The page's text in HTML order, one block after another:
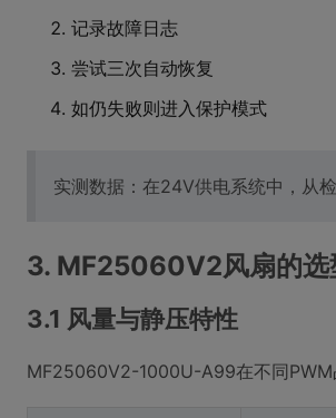
记录故障日志
尝试三次自动恢复
如仍失败则进入保护模式
实测数据：在24V供电系统中，从
3. MF25060V2风扇的选
3.1 风量与静压特性
MF25060V2-1000U-A99在不同PWM